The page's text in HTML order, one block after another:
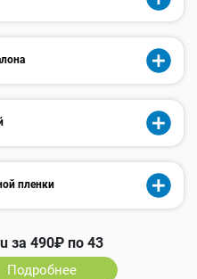
пленки
490₽ по 43
Подробнее